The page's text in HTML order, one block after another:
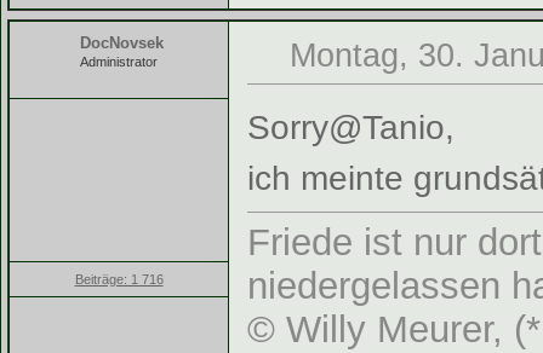
DocNovsek
Administrator
Beiträge: 1 716
Montag, 30.
Sorry@Tanio,
ich meinte
Friede ist nur
niedergelassen
© Willy Meurer,